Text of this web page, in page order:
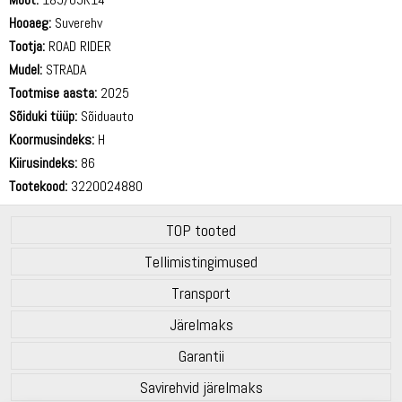
Hooaeg: Suverehv
Tootja: ROAD RIDER
Mudel: STRADA
Tootmise aasta: 2025
Sõiduki tüüp: Sõiduauto
Koormusindeks: H
Kiirusindeks: 86
Tootekood: 3220024880
TOP tooted
Tellimistingimused
Transport
Järelmaks
Garantii
Savirehvid järelmaks